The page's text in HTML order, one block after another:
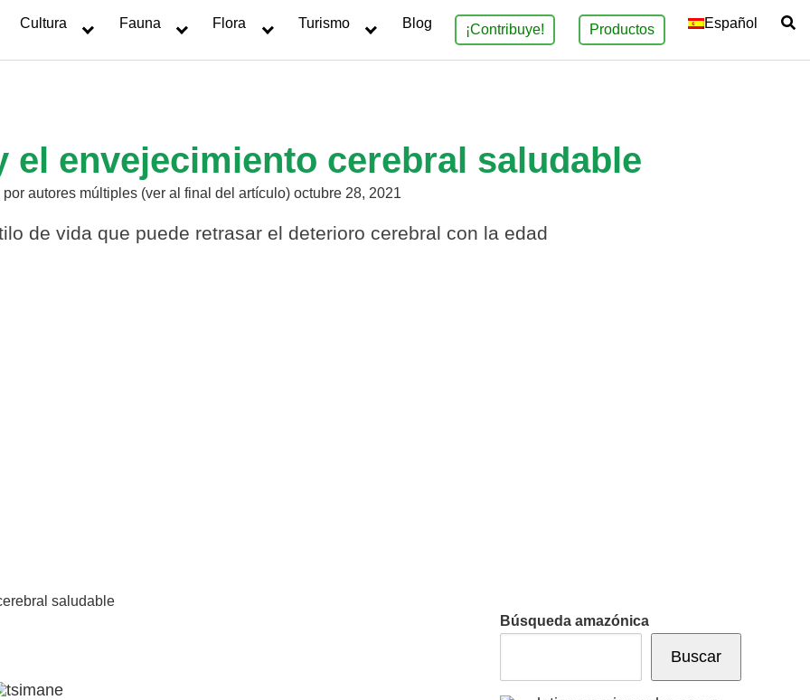
Cultura Fauna Flora Turismo Blog ¡Contribuye! Productos Español
el envejecimiento cerebral saludable
por autores múltiples (ver al final del artículo) octubre 28, 2021
de vida que puede retrasar el deterioro cerebral con la edad
saludable
Búsqueda amazónica
Buscar